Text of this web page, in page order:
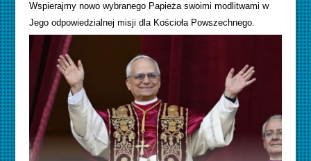
Wspierajmy nowo wybranego Papieża swoimi modlitwami w
Jego odpowiedzialnej misji dla Kościoła Powszechnego.